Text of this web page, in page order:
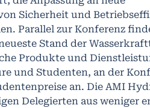
Sicherheit und
Parallel zur Konferenz
Stand der
Produkte und
und Studenten, an der
an. Die AMI
Delegierten aus weniger